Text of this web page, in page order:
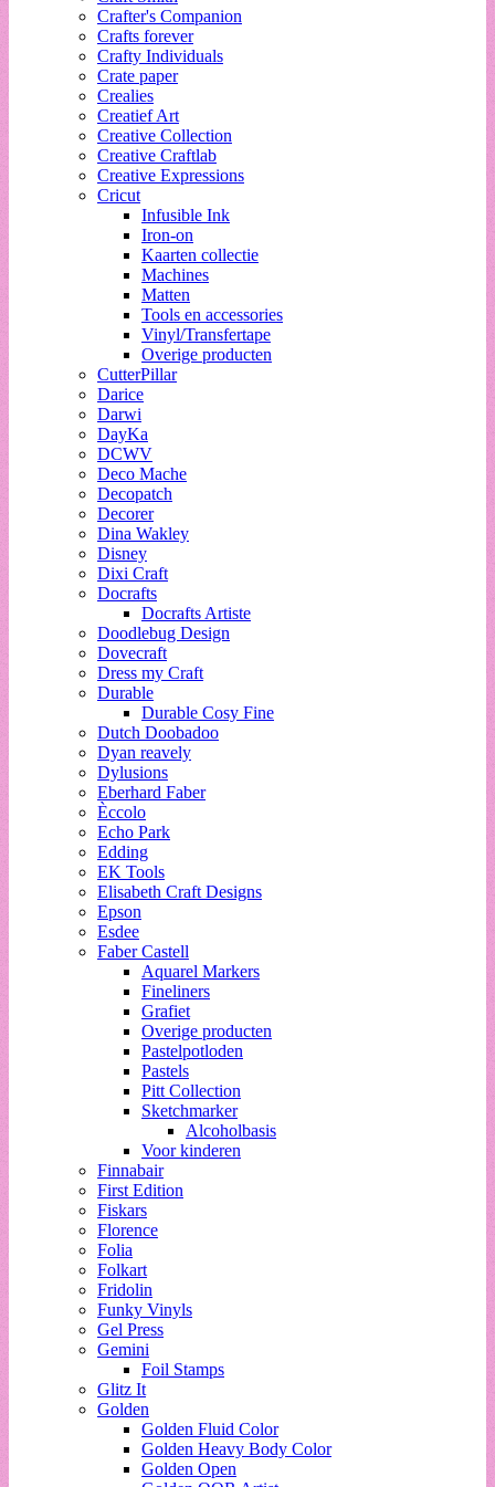
Crafter's Companion
Crafts forever
Crafty Individuals
Crate paper
Crealies
Creatief Art
Creative Collection
Creative Craftlab
Creative Expressions
Cricut
Infusible Ink
Iron-on
Kaarten collectie
Machines
Matten
Tools en accessories
Vinyl/Transfertape
Overige producten
CutterPillar
Darice
Darwi
DayKa
DCWV
Deco Mache
Decopatch
Decorer
Dina Wakley
Disney
Dixi Craft
Docrafts
Docrafts Artiste
Doodlebug Design
Dovecraft
Dress my Craft
Durable
Durable Cosy Fine
Dutch Doobadoo
Dyan reavely
Dylusions
Eberhard Faber
Èccolo
Echo Park
Edding
EK Tools
Elisabeth Craft Designs
Epson
Esdee
Faber Castell
Aquarel Markers
Fineliners
Grafiet
Overige producten
Pastelpotloden
Pastels
Pitt Collection
Sketchmarker
Alcoholbasis
Voor kinderen
Finnabair
First Edition
Fiskars
Florence
Folia
Folkart
Fridolin
Funky Vinyls
Gel Press
Gemini
Foil Stamps
Glitz It
Golden
Golden Fluid Color
Golden Heavy Body Color
Golden Open